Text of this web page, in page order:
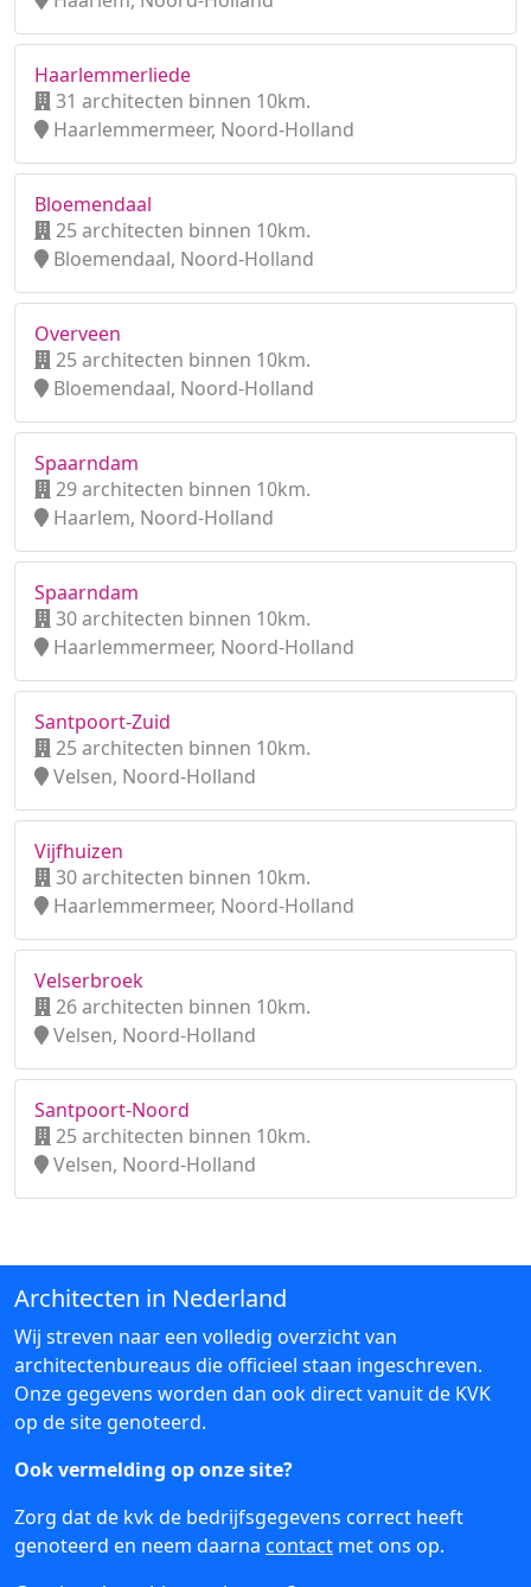
Haarlemmerliede
31 architecten binnen 10km.
Haarlemmermeer, Noord-Holland
Bloemendaal
25 architecten binnen 10km.
Bloemendaal, Noord-Holland
Overveen
25 architecten binnen 10km.
Bloemendaal, Noord-Holland
Spaarndam
29 architecten binnen 10km.
Haarlem, Noord-Holland
Spaarndam
30 architecten binnen 10km.
Haarlemmermeer, Noord-Holland
Santpoort-Zuid
25 architecten binnen 10km.
Velsen, Noord-Holland
Vijfhuizen
30 architecten binnen 10km.
Haarlemmermeer, Noord-Holland
Velserbroek
26 architecten binnen 10km.
Velsen, Noord-Holland
Santpoort-Noord
25 architecten binnen 10km.
Velsen, Noord-Holland
Architecten in Nederland
Wij streven naar een volledig overzicht van
architectenbureaus die officieel staan ingeschreven.
Onze gegevens worden dan ook direct vanuit de KVK
op de site genoteerd.
Ook vermelding op onze site?
Zorg dat de kvk de bedrijfsgegevens correct heeft
genoteerd en neem daarna contact met ons op.